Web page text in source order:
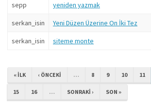
sepp yeniden yazmak
serkan_isin Yeni Düzen Üzerine On İki Tez
serkan_isin siteme monte
« ILK ‹ ÖNCEKI … 8 9 10 11
15 16 … SONRAKI › SON »